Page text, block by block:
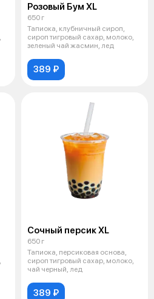
Розовый Бум XL
650 г
Тапиока, клубничный сироп,
сироп тигровый сахар, молоко,
зеленый чай жасмин, лед
389 ₽
Сочный персик XL
650 г
Тапиока, персиковая основа,
сироп тигровый сахар, молоко,
чай черный, лед
389 ₽